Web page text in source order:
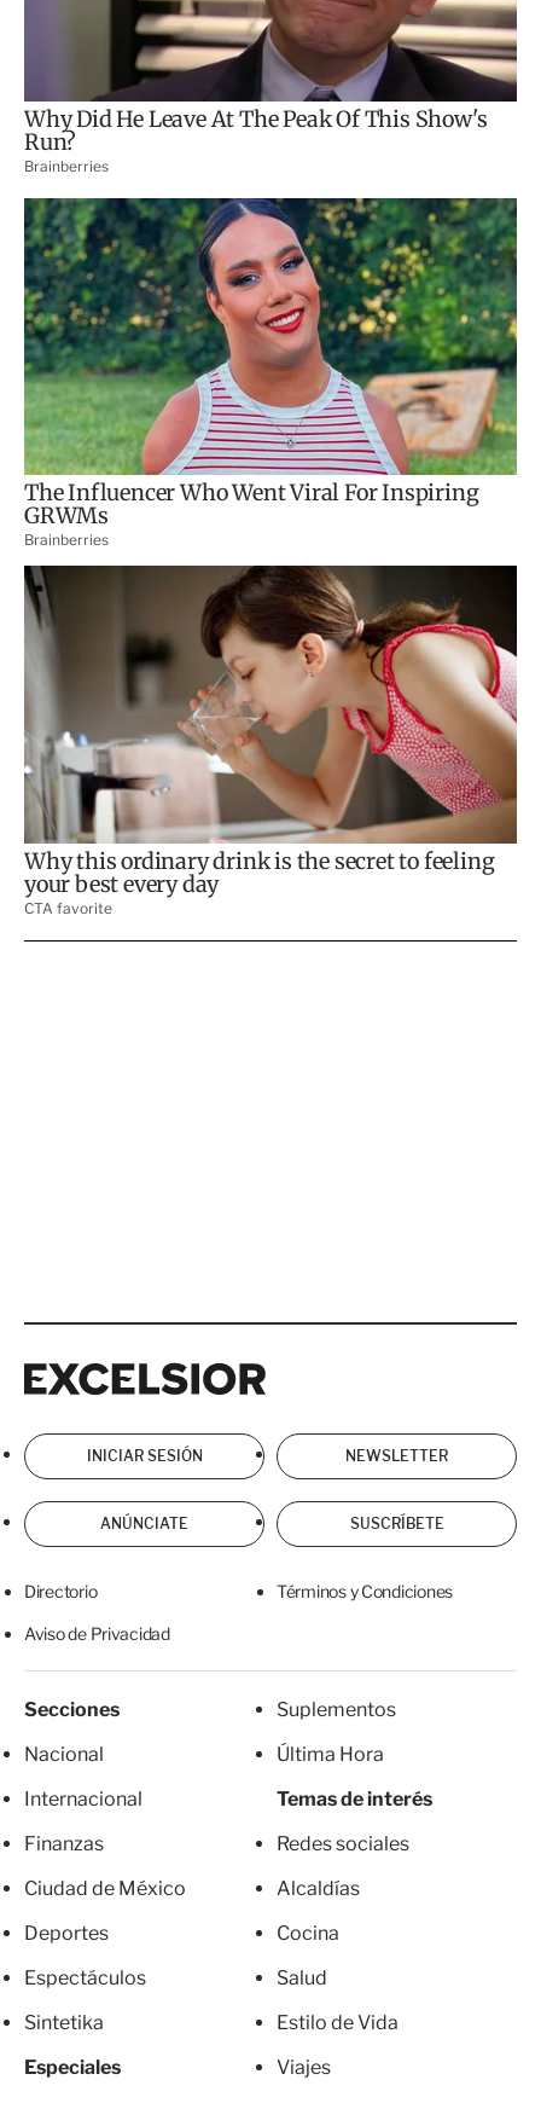
INICIAR SESIÓN NEWSLETTER
ANÚNCIATE SUSCRÍBETE
Directorio Términos y Condiciones
Aviso de Privacidad
Secciones
Nacional
Internacional
Finanzas
Ciudad de México
Deportes
Espectáculos
Sintetika
Especiales
Suplementos
Última Hora
Temas de interés
Redes sociales
Alcaldías
Cocina
Salud
Estilo de Vida
Viajes